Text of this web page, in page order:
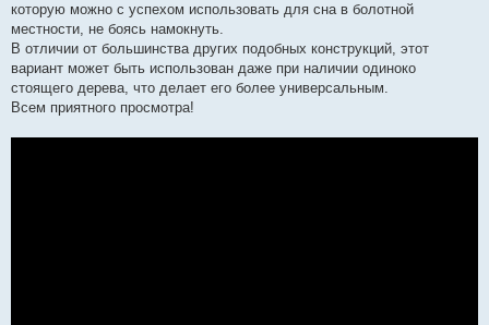
д
о
л
е
н
н
я
которую можно с успехом использовать для сна в болотной
местности, не боясь намокнуть.
В отличии от большинства других подобных конструкций, этот
вариант может быть использован даже при наличии одиноко
стоящего дерева, что делает его более универсальным.
Всем приятного просмотра!